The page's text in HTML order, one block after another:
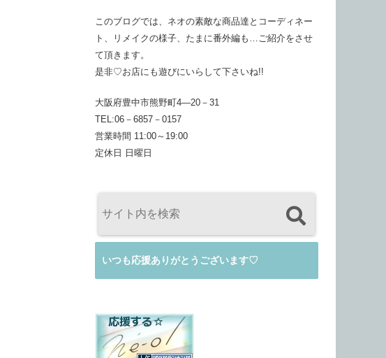
このブログでは、ネオの素敵な商品達とコーディネー
ト、リメイクの様子、たまに番外編も…ご紹介をさせ
て頂きます。
是非♡お店にも遊びにいらして下さいね!!
大阪府豊中市熊野町4―20－31
TEL:06－6857－0157
営業時間 11:00～19:00
定休日 日曜日
いつも応援ありがとうございます♡